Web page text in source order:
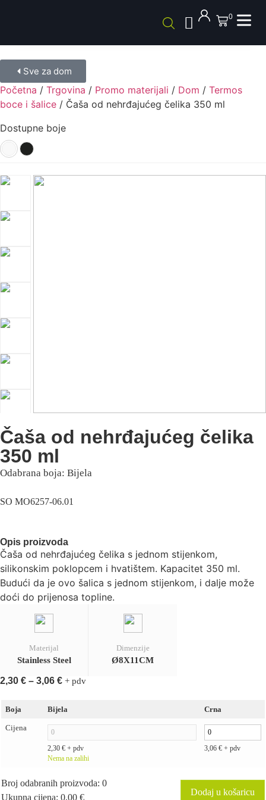
0
Sve za dom
Početna / Trgovina / Promo materijali / Dom / Termos
boce i šalice / Čaša od nehrđajućeg čelika 350 ml
Dostupne boje
Čaša od nehrđajućeg čelika
350 ml
Odabrana boja: Bijela
SO MO6257-06.01
Opis proizvoda
Čaša od nehrđajućeg čelika s jednom stijenkom,
silikonskim poklopcem i hvatištem. Kapacitet 350 ml.
Budući da je ovo šalica s jednom stijenkom, i dalje može
doći do prijenosa topline.
Materijal
Stainless Steel
Dimenzije
Ø8X11CM
2,30 € – 3,06 € + pdv
Boja Bijela Crna
Cijena
2,30 € + pdv
Nema na zalihi
3,06 € + pdv
Broj odabranih proizvoda: 0
Ukupna cijena: 0,00 €
Dodaj u košaricu